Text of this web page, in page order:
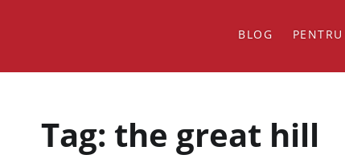
BLOG
Tag: the great hill